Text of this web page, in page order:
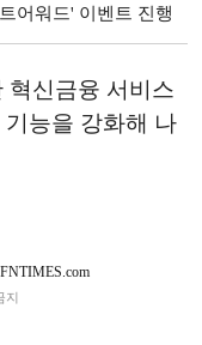
어워드' 이벤트 진행
혁신금융 서비스
능을 강화해 나
지